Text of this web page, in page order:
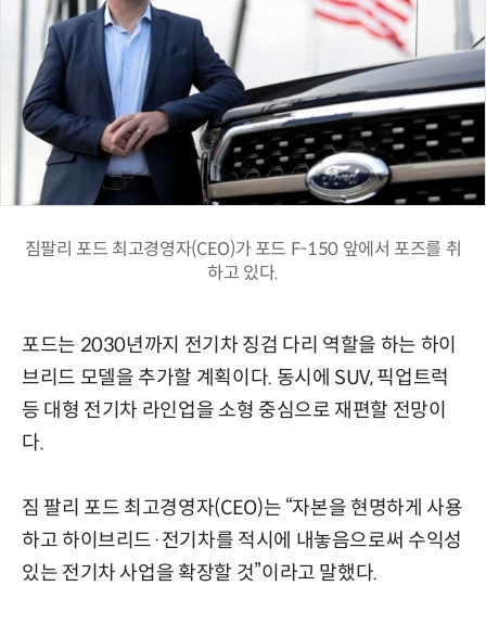
짐팔리 포드 최고경영자(CEO)가 포드 F-150 앞에서 포즈를 취
하고 있다.
포드는 2030년까지 전기차 징검 다리 역할을 하는 하이
브리드 모델을 추가할 계획이다. 동시에 SUV, 픽업트럭
등 대형 전기차 라인업을 소형 중심으로 재편할 전망이
다.
짐 팔리 포드 최고경영자(CEO)는 “자본을 현명하게 사용
하고 하이브리드·전기차를 적시에 내놓음으로써 수익성
있는 전기차 사업을 확장할 것”이라고 말했다.